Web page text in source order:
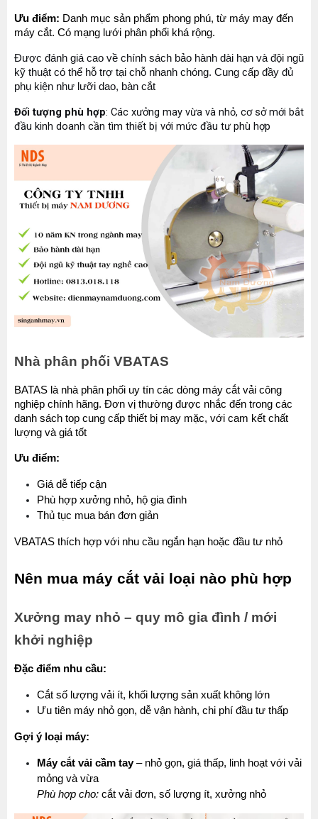
Ưu điểm: Danh mục sản phẩm phong phú, từ máy may đến
máy cắt. Có mạng lưới phân phối khá rộng.
Được đánh giá cao về chính sách bảo hành dài hạn và đội ngũ
kỹ thuật có thể hỗ trợ tại chỗ nhanh chóng. Cung cấp đầy đủ
phụ kiện như lưỡi dao, bàn cắt
Đối tượng phù hợp: Các xưởng may vừa và nhỏ, cơ sở mới bắt
đầu kinh doanh cần tìm thiết bị với mức đầu tư phù hợp
Nhà phân phối VBATAS
BATAS là nhà phân phối uy tín các dòng máy cắt vải công
nghiệp chính hãng. Đơn vị thường được nhắc đến trong các
danh sách top cung cấp thiết bị may mặc, với cam kết chất
lượng và giá tốt
Ưu điểm:
Giá dễ tiếp cận
Phù hợp xưởng nhỏ, hộ gia đình
Thủ tục mua bán đơn giản
VBATAS thích hợp với nhu cầu ngắn hạn hoặc đầu tư nhỏ
Nên mua máy cắt vải loại nào phù hợp
Xưởng may nhỏ – quy mô gia đình / mới
khởi nghiệp
Đặc điểm nhu cầu:
Cắt số lượng vải ít, khối lượng sản xuất không lớn
Ưu tiên máy nhỏ gọn, dễ vận hành, chi phí đầu tư thấp
Gợi ý loại máy:
Máy cắt vải cầm tay – nhỏ gọn, giá thấp, linh hoạt với vải
mỏng và vừa
Phù hợp cho: cắt vải đơn, số lượng ít, xưởng nhỏ